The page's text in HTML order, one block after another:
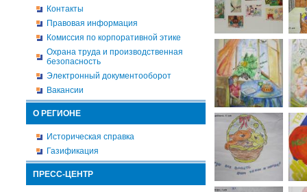
Контакты
Правовая информация
Комиссия по корпоративной этике
Охрана труда и производственная
безопасность
Электронный документооборот
Вакансии
О РЕГИОНЕ
Историческая справка
Газификация
ПРЕСС-ЦЕНТР